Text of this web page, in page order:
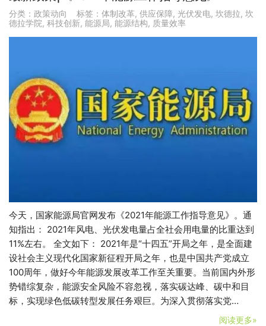
分类： 政策动向 标签： 体制改革, 供应保障, 光伏发电, 坎德拉, 坎
德拉学院, 科技创新, 能源局, 能源结构, 质量效率
今天，国家能源局官网发布《2021年能源工作指导意见》。通
知指出： 2021年风电、光伏发电量占全社会用电量的比重达到
11%左右。 全文如下： 2021年是“十四五”开局之年，是全面建
设社会主义现代化国家新征程开局之年，也是中国共产党成立
100周年，做好今年能源发展改革工作至关重要。当前国内外形
势错综复杂，能源安全风险不容忽视，落实碳达峰、碳中和目
标，实现绿色低碳转型发展任务艰巨。为深入贯彻落实党…
阅读更多»